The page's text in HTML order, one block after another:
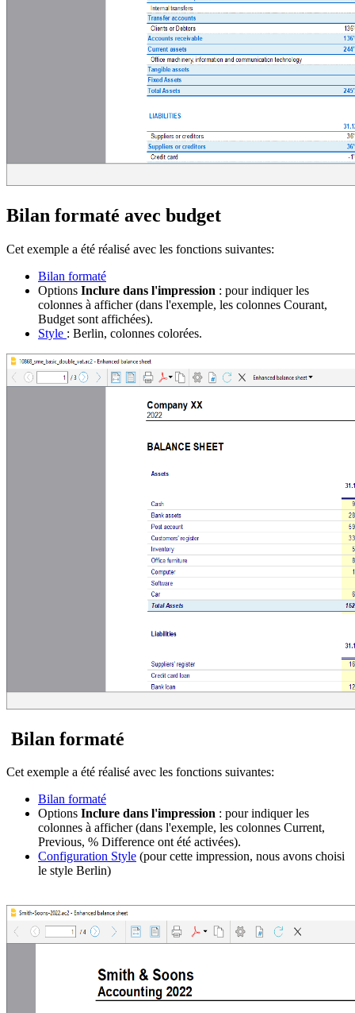
Bilan formaté avec budget
Cet exemple a été réalisé avec les fonctions suivantes:
Bilan formaté
Options Inclure dans l'impression : pour indiquer les
colonnes à afficher (dans l'exemple, les colonnes Courant,
Budget sont affichées).
Style : Berlin, colonnes colorées.
Bilan formaté
Cet exemple a été réalisé avec les fonctions suivantes:
Bilan formaté
Options Inclure dans l'impression : pour indiquer les
colonnes à afficher (dans l'exemple, les colonnes Current,
Previous, % Difference ont été activées).
Configuration Style (pour cette impression, nous avons choisi
le style Berlin)